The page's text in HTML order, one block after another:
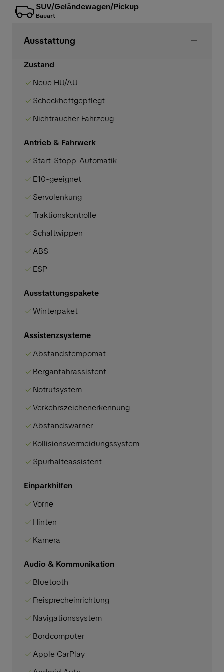
SUV/Geländewagen/Pickup
Bauart
Ausstattung
Zustand
Neue HU/AU
Scheckheftgepflegt
Nichtraucher-Fahrzeug
Antrieb & Fahrwerk
Start-Stopp-Automatik
E10-geeignet
Servolenkung
Traktionskontrolle
Schaltwippen
ABS
ESP
Ausstattungspakete
Winterpaket
Assistenzsysteme
Abstandstempomat
Berganfahrassistent
Notrufsystem
Verkehrszeichenerkennung
Abstandswarner
Kollisionsvermeidungssystem
Spurhalteassistent
Einparkhilfen
Vorne
Hinten
Kamera
Audio & Kommunikation
Bluetooth
Freisprecheinrichtung
Navigationssystem
Bordcomputer
Apple CarPlay